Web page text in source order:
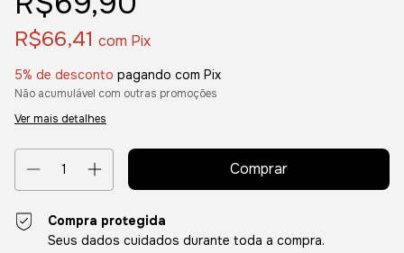
R$66,41 com Pix
5% de desconto pagando com Pix
Não acumulável com outras promoções
Ver mais detalhes
Compra protegida
Seus dados cuidados durante toda a compra.